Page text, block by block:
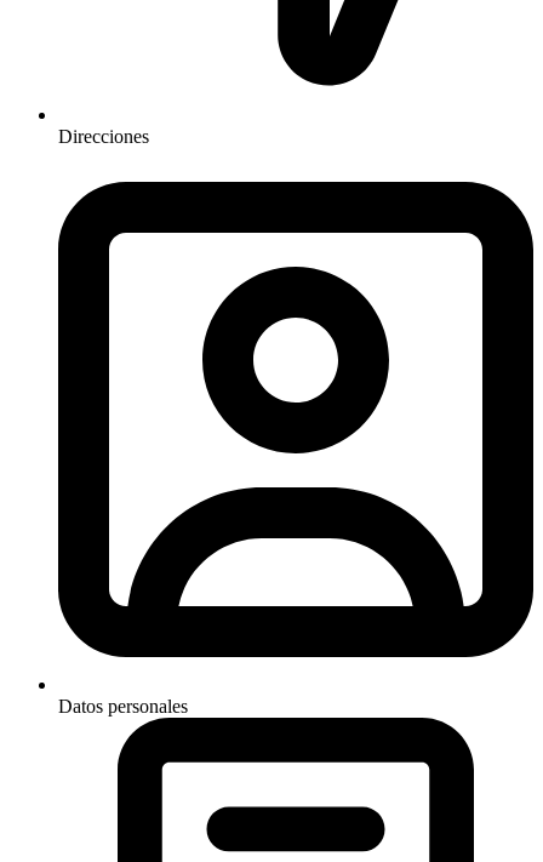
Direcciones
Datos personales